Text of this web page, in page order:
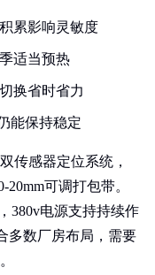
累影响灵敏度
适当预热
换省时省力
能保持稳定
传感器定位系统，
可调打包带。
380v电源支持持续作
多数厂房布局，需要